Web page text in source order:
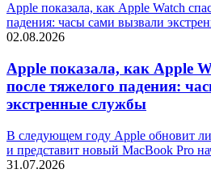
Apple показала, как Apple Watch
падения: часы сами вызвали
02.08.2026
Apple показала, как Apple
после тяжелого падения:
экстренные службы
В следующем году Apple обновит
и представит новый MacBook Pro
31.07.2026